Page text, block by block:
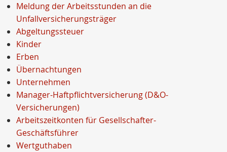
Meldung der Arbeitsstunden an die
Unfallversicherungsträger
Abgeltungssteuer
Kinder
Erben
Übernachtungen
Unternehmen
Manager-Haftpflichtversicherung (D&O-
Versicherungen)
Arbeitszeitkonten für Gesellschafter-
Geschäftsführer
Wertguthaben